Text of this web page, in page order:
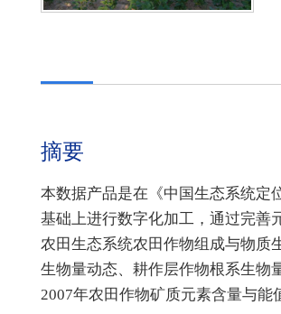
摘要
本数据产品是在《中国生态系统定
基础上进行数字化加工，通过完善
农田生态系统农田作物组成与物质
生物量动态、耕作层作物根系生物
2007年农田作物矿质元素含量与能